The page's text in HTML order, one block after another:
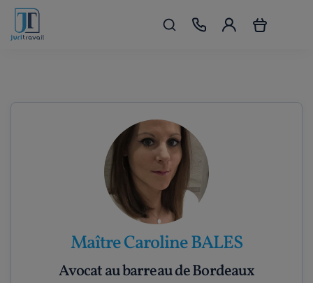
Maître Caroline BALES
Avocat au barreau de Bordeaux